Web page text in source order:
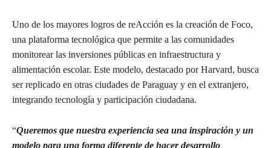
Uno de los mayores logros de reAcción es la creación de Foco,
una plataforma tecnológica que permite a las comunidades
monitorear las inversiones públicas en infraestructura y
alimentación escolar. Este modelo, destacado por Harvard, busca
ser replicado en otras ciudades de Paraguay y en el extranjero,
integrando tecnología y participación ciudadana.
“Queremos que nuestra experiencia sea una inspiración y un
modelo para una forma diferente de hacer desarrollo